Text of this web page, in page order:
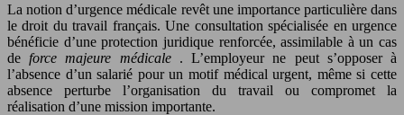
La notion d’urgence médicale revêt une importance particulière dans
le droit du travail français. Une consultation spécialisée en urgence
bénéficie d’une protection juridique renforcée, assimilable à un cas
de force majeure médicale . L’employeur ne peut s’opposer à
l’absence d’un salarié pour un motif médical urgent, même si cette
absence perturbe l’organisation du travail ou compromet la
réalisation d’une mission importante.